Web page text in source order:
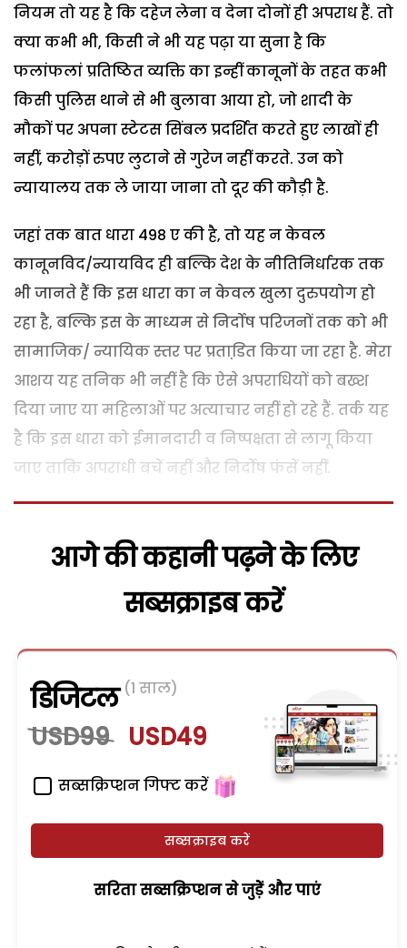
नियम तो यह है कि दहेज लेना व देना दोनों ही अपराध हैं. तो
क्या कभी भी, किसी ने भी यह पढ़ा या सुना है कि
फलांफलां प्रतिष्ठित व्यक्ति का इन्हीं कानूनों के तहत कभी
किसी पुलिस थाने से भी बुलावा आया हो, जो शादी के
मौकों पर अपना स्टेटस सिंबल प्रदर्शित करते हुए लाखों ही
नहीं, करोड़ों रुपए लुटाने से गुरेज नहीं करते. उन को
न्यायालय तक ले जाया जाना तो दूर की कौड़ी है.
जहां तक बात धारा 498 ए की है, तो यह न केवल
कानूनविद/न्यायविद ही बल्कि देश के नीतिनिर्धारक तक
भी जानते हैं कि इस धारा का न केवल खुला दुरुपयोग हो
रहा है, बल्कि इस के माध्यम से निर्दोष परिजनों तक को भी
सामाजिक/ न्यायिक स्तर पर प्रताडि़त किया जा रहा है. मेरा
आशय यह तनिक भी नहीं है कि ऐसे अपराधियों को बख्श
दिया जाए या महिलाओं पर अत्याचार नहीं हो रहे हैं. तर्क यह
है कि इस धारा को ईमानदारी व निष्पक्षता से लागू किया
जाए ताकि अपराधी बचें नहीं और निर्दोष फंसें नहीं.
आगे की कहानी पढ़ने के लिए
सब्सक्राइब करें
डिजिटल (1 साल)
USD99 USD49
सब्सक्रिप्शन गिफ्ट करें
सब्सक्राइब करें
सरिता सब्सक्रिप्शन से जुड़ेें और पाएं